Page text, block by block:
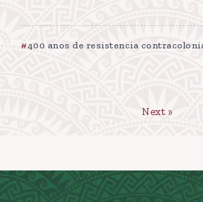
400 anos de resistencia
Next »